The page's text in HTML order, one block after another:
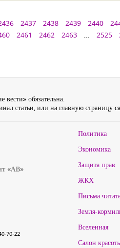
2437 2438 2439 2440
2461 2462 2463 ... 2525
вести» обязательна.
статьи, или на главную страницу
«АВ»
70-22
Политика
Экономика
Защита прав
ЖКХ
Письма
Земля-
Вселенная
Салон